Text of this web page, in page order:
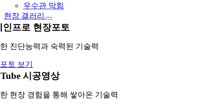
우수관 막힘
현장 갤러리
인프로 현장포토
진단능력과 숙력된 기술력
토 보기
시공영상
현장 경험을 통해 쌓아온 기술력